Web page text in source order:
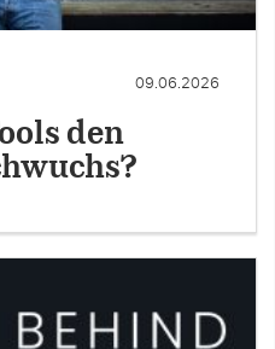
09.06.2026
den